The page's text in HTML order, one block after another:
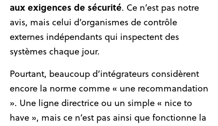
aux exigences de sécurité. Ce n’est pas notre
avis, mais celui d’organismes de contrôle
externes indépendants qui inspectent des
systèmes chaque jour.
Pourtant, beaucoup d’intégrateurs considèrent
encore la norme comme « une recommandation
». Une ligne directrice ou un simple « nice to
have », mais ce n’est pas ainsi que fonctionne la